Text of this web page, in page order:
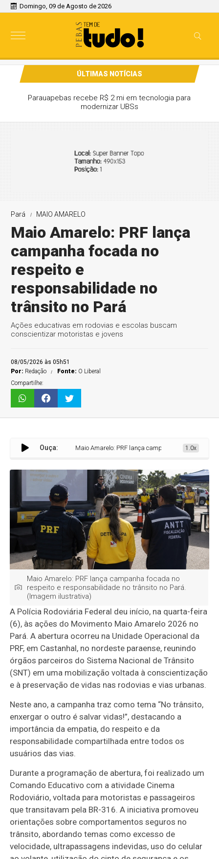
Domingo, 09 de Agosto de 2026
ÚLTIMAS NOTÍCIAS
Parauapebas recebe R$ 2 mi em tecnologia para
modernizar UBSs
Pará MAIO AMARELO
Maio Amarelo: PRF lança
campanha focada no
respeito e
responsabilidade no
trânsito no Pará
Ações educativas em rodovias e escolas buscam
conscientizar motoristas e jovens
08/05/2026 às 05h51
Por: Redação Fonte: O Liberal
Compartilhe:
Ouça: Maio Amarelo: PRF lança campanha focada no
1.0x
Maio Amarelo: PRF lança campanha focada no
respeito e responsabilidade no trânsito no Pará.
(Imagem ilustrativa)
A Polícia Rodoviária Federal deu início, na quarta-feira
(6), às ações do Movimento Maio Amarelo 2026 no
Pará. A abertura ocorreu na Unidade Operacional da
PRF, em Castanhal, no nordeste paraense, reunindo
órgãos parceiros do Sistema Nacional de Trânsito
(SNT) em uma mobilização voltada à conscientização
e à preservação de vidas nas rodovias e vias urbanas.
Neste ano, a campanha traz como tema “No trânsito,
enxergar o outro é salvar vidas!”, destacando a
importância da empatia, do respeito e da
responsabilidade compartilhada entre todos os
usuários das vias.
Durante a programação de abertura, foi realizado um
Comando Educativo com a atividade Cinema
Rodoviário, voltada para motoristas e passageiros
que transitavam pela BR-316. A iniciativa promoveu
orientações sobre comportamentos seguros no
trânsito, abordando temas como excesso de
velocidade, ultrapassagens indevidas, uso do celular